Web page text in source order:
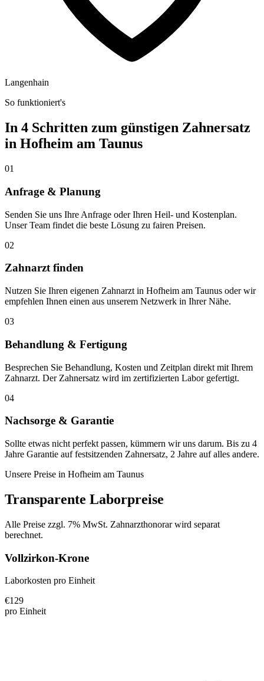
Langenhain
So funktioniert's
In 4 Schritten zum günstigen Zahnersatz
in Hofheim am Taunus
01
Anfrage & Planung
Senden Sie uns Ihre Anfrage oder Ihren Heil- und Kostenplan.
Unser Team findet die beste Lösung zu fairen Preisen.
02
Zahnarzt finden
Nutzen Sie Ihren eigenen Zahnarzt in Hofheim am Taunus oder wir
empfehlen Ihnen einen aus unserem Netzwerk in Ihrer Nähe.
03
Behandlung & Fertigung
Besprechen Sie Behandlung, Kosten und Zeitplan direkt mit Ihrem
Zahnarzt. Der Zahnersatz wird im zertifizierten Labor gefertigt.
04
Nachsorge & Garantie
Sollte etwas nicht perfekt passen, kümmern wir uns darum. Bis zu 4
Jahre Garantie auf festsitzenden Zahnersatz, 2 Jahre auf alles andere.
Unsere Preise in Hofheim am Taunus
Transparente Laborpreise
Alle Preise zzgl. 7% MwSt. Zahnarzthonorar wird separat
berechnet.
Vollzirkon-Krone
Laborkosten pro Einheit
€129
pro Einheit